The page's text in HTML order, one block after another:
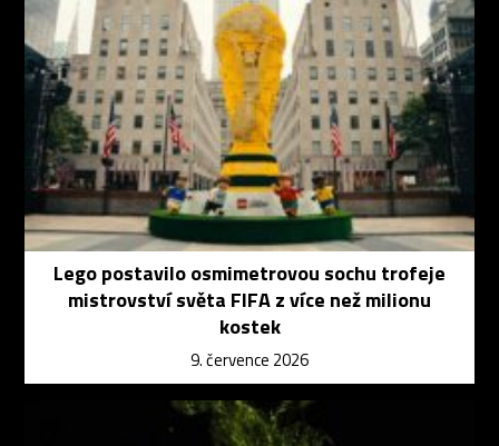
Lego postavilo osmimetrovou sochu trofeje
mistrovství světa FIFA z více než milionu
kostek
9. července 2026